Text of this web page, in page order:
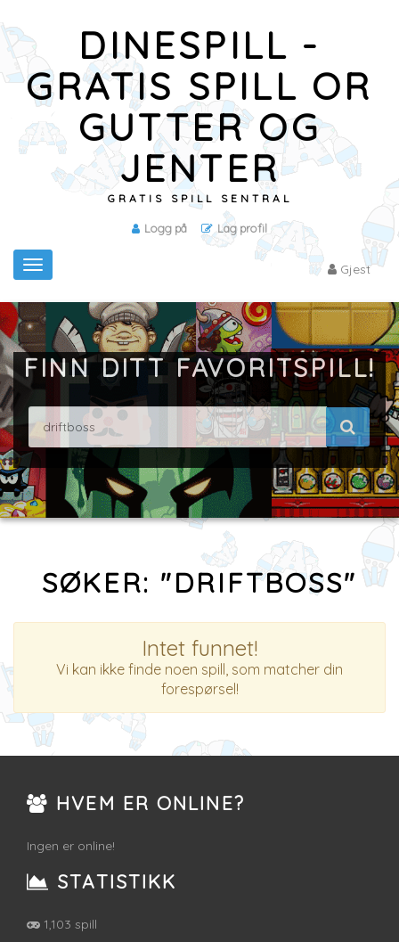
DINESPILL -
GRATIS SPILL OR
GUTTER OG
JENTER
GRATIS SPILL SENTRAL
Logg på Lag profil
Toggle
navigation
Gjest
FINN DITT FAVORITSPILL!
SØKER: "DRIFTBOSS"
Intet funnet!
Vi kan ikke finde noen spill, som matcher din
forespørsel!
HVEM ER ONLINE?
Ingen er online!
STATISTIKK
1,103 spill